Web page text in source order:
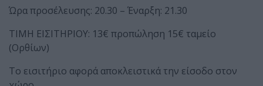
Ώρα προσέλευσης: 20.30 – Έναρξη: 21.30
ΤΙΜΗ ΕΙΣΙΤΗΡΙΟΥ: 13€ προπώληση 15€ ταμείο
(Ορθίων)
Το εισιτήριο αφορά αποκλειστικά την είσοδο στον